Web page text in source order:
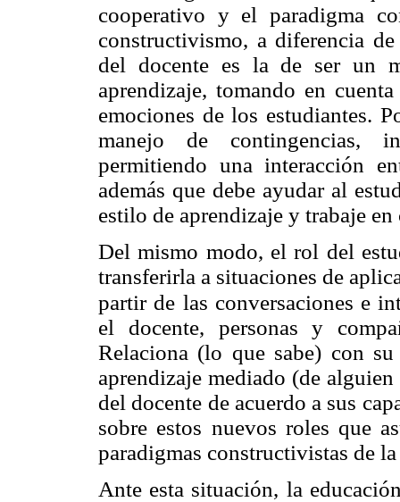
cooperativo y el paradigma
constructivismo, a diferencia
del docente es la de ser un
aprendizaje, tomando en
emociones de los estudiantes.
manejo de contingencias,
permitiendo una interacción
además que debe ayudar al
estilo de aprendizaje y trabaje en
Del mismo modo, el rol del
transferirla a situaciones de
partir de las conversaciones e
el docente, personas y
Relaciona (lo que sabe) con
aprendizaje mediado (de
del docente de acuerdo a sus
sobre estos nuevos roles que
paradigmas constructivistas de
Ante esta situación, la